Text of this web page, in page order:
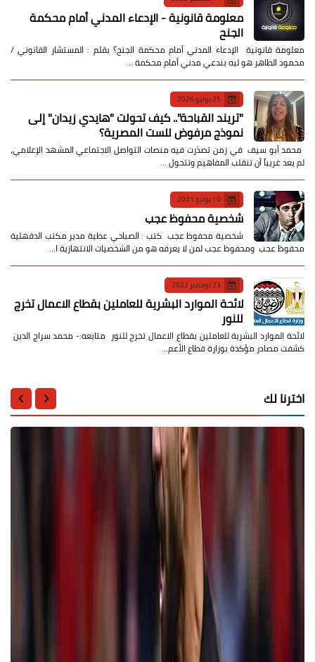
معلومة قانونية - الإدعاء المدني أمام محكمة
الجنح
معلومة قانونية الإدعاء المدني أمام محكمة الجنح؟ بقلم : المستشار القانوني /
محمود الطاهر هو ليه بندعي مدني أمام محكمة …
25 يوليو 2026
​"تريند القباحة".. كيف تحولت "هايدي زيدان" إلى
نموذج مرفوض للست المصرية؟
​ محمد أبو سيف ​في زمن تصدّرت فيه منصات التواصل الاجتماعي المشهد الإعلامي،
لم يعد غريباً أن تنقلب المفاهيم وتتحول …
10 يونيو 2021
شخصية محفوظ عجب
شخصية محفوظ عجب كتب : الصباحي عطية مدير مكتب الدقهلية
محفوظ عجب ومحفوظ عجب لمن لا يعرفه هو من الشخصيات الانتهازية ا…
23 نوفمبر 2022
لائحة الموارد البشرية للعاملين بقطاع الاعمال تخرج
للنور
لائحة الموارد البشرية للعاملين بقطاع الاعمال تخرج للنور متابعه:- محمد سراج الدين
كشفت مصادر مؤكدة بوزارة قطاع الأعم…
اخترنا لك